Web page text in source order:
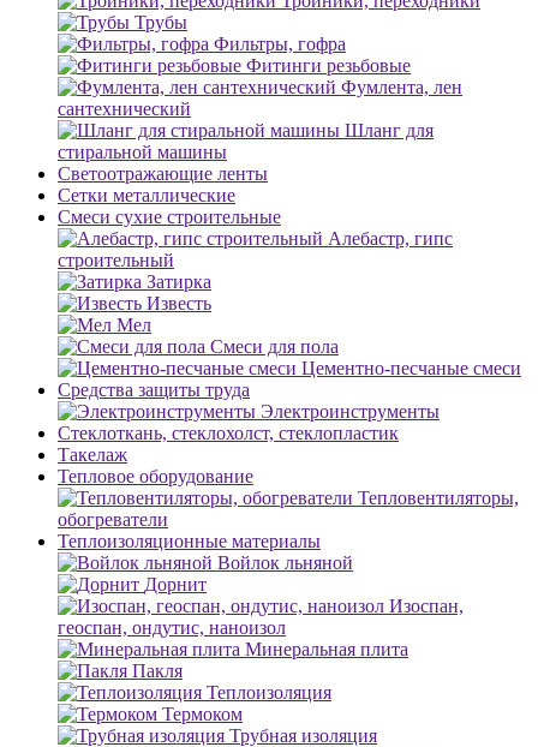
Трубы
Фильтры, гофра
Фитинги резьбовые
Фумлента, лен
сантехнический
Шланг для
стиральной машины
Светоотражающие ленты
Сетки металлические
Смеси сухие строительные
Алебастр, гипс
строительный
Затирка
Известь
Мел
Смеси для пола
Цементно-песчаные смеси
Средства защиты труда
Электроинструменты
Стеклоткань, стеклохолст, стеклопластик
Такелаж
Тепловое оборудование
Тепловентиляторы,
обогреватели
Теплоизоляционные материалы
Войлок льняной
Дорнит
Изоспан,
геоспан, ондутис, наноизол
Минеральная плита
Пакля
Теплоизоляция
Термоком
Трубная изоляция